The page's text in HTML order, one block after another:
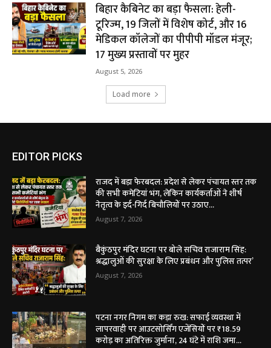
बिहार कैबिनेट का बड़ा फैसला: हेली-
टूरिज्म, 19 जिलों में विशेष कोर्ट, और 16
मेडिकल कॉलेजों का पीपीपी मॉडल मंजूर;
17 मुख्य प्रस्तावों पर मुहर
August 5, 2026
Load more
EDITOR PICKS
राजद में बड़ा फेरबदल: प्रदेश से लेकर पंचायत स्तर तक
की सभी कमेटियां भंग, लेकिन कार्यकर्ताओं ने शीर्ष
नेतृत्व के इर्द-गिर्द बिचौलियों पर उठाए...
August 7, 2026
बैकुंठपुर मंदिर घटना पर बोले सचिव राजाराम सिंह:
श्रद्धालुओं की सुरक्षा के लिए प्रबंधन और पुलिस तत्पर’
August 7, 2026
पटना नगर निगम का कड़ा रुख: सफाई व्यवस्था में
लापरवाही पर आउटसोर्सिंग एजेंसियों पर ₹18.59
करोड़ का अतिरिक्त जुर्माना, 24 घंटे में राशि जमा...